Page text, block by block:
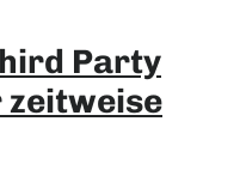
Party
zeitweise